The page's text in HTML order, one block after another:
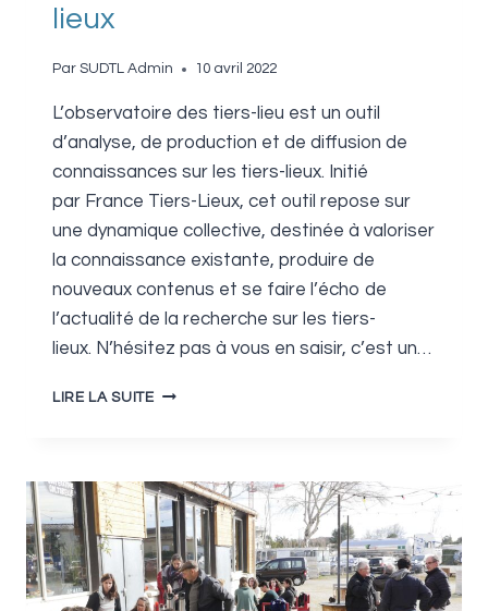
lieux
Par SUDTL Admin 10 avril 2022
L’observatoire des tiers-lieu est un outil
d’analyse, de production et de diffusion de
connaissances sur les tiers-lieux. Initié
par France Tiers-Lieux, cet outil repose sur
une dynamique collective, destinée à valoriser
la connaissance existante, produire de
nouveaux contenus et se faire l’écho de
l’actualité de la recherche sur les tiers-
lieux. N’hésitez pas à vous en saisir, c’est un…
LIRE LA SUITEL’OBSERVATOIRE
:
ENRICHIR
ET
PARTAGER
LA
CONNAISSANCE